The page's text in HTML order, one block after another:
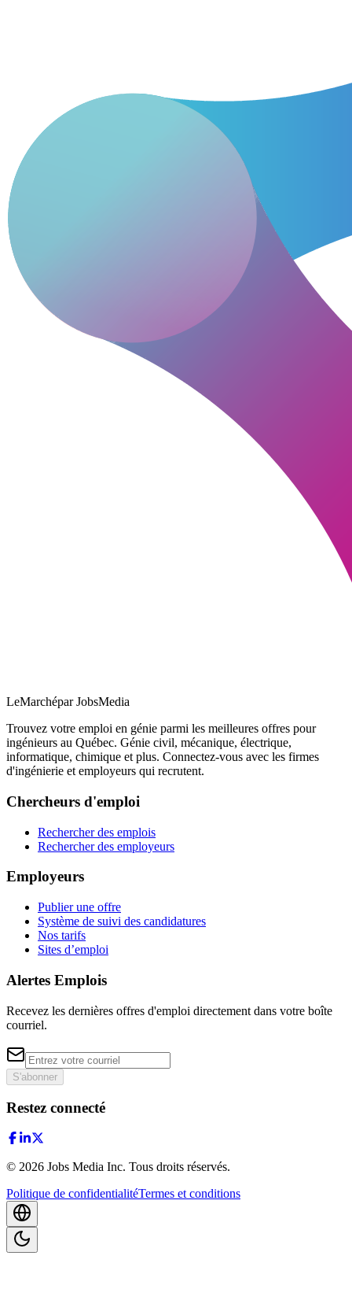
LeMarchépar JobsMedia
Trouvez votre emploi en génie parmi les meilleures offres pour
ingénieurs au Québec. Génie civil, mécanique, électrique,
informatique, chimique et plus. Connectez-vous avec les firmes
d'ingénierie et employeurs qui recrutent.
Chercheurs d'emploi
Rechercher des emplois
Rechercher des employeurs
Employeurs
Publier une offre
Système de suivi des candidatures
Nos tarifs
Sites d’emploi
Alertes Emplois
Recevez les dernières offres d'emploi directement dans votre boîte
courriel.
S'abonner
Restez connecté
© 2026 Jobs Media Inc. Tous droits réservés.
Politique de confidentialitéTermes et conditions